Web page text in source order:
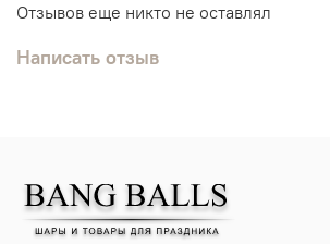
Отзывов еще никто не оставлял
Написать отзыв